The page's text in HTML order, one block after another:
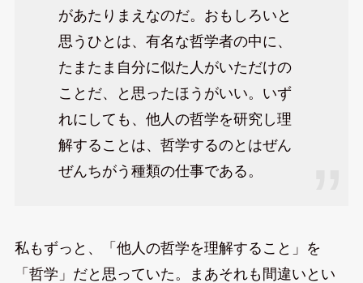
があたりまえなのだ。おもしろいと
思うひとは、有名な哲学者の中に、
たまたま自分に似た人がいただけの
ことだ、と思ったほうがいい。いず
れにしても、他人の哲学を研究し理
解することは、哲学するのとはぜん
ぜんちがう種類の仕事である。
私もずっと、「他人の哲学を理解すること」を
「哲学」だと思っていた。まあそれも間違いとい